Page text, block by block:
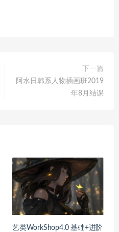
下一篇
阿水日韩系人物插画班2019
年8月结课
艺类WorkShop4.0 基础+进阶